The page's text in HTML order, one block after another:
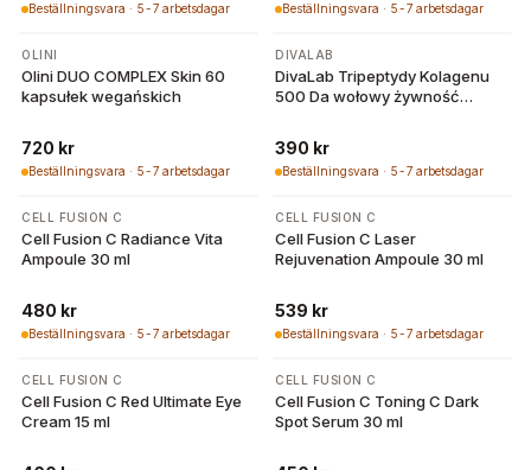
Beställningsvara · 5-7 arbetsdagar Beställningsvara · 5-7 arbetsdagar
OLINI
Olini DUO COMPLEX Skin 60
kapsułek wegańskich
720 kr
Beställningsvara · 5-7 arbetsdagar
DIVALAB
DivaLab Tripeptydy Kolagenu
500 Da wołowy żywność
390 kr
Beställningsvara · 5-7 arbetsdagar
CELL FUSION C
Cell Fusion C Radiance Vita
Ampoule 30 ml
480 kr
Beställningsvara · 5-7 arbetsdagar
CELL FUSION C
Cell Fusion C Laser
Rejuvenation Ampoule 30 ml
539 kr
Beställningsvara · 5-7 arbetsdagar
CELL FUSION C
Cell Fusion C Red Ultimate Eye
Cream 15 ml
CELL FUSION C
Cell Fusion C Toning C Dark
Spot Serum 30 ml